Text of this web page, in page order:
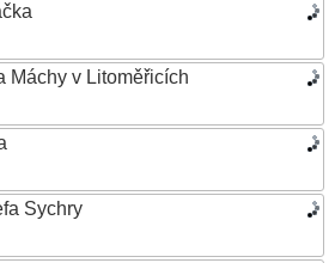
Máchy v Litoměřicích
Sychry